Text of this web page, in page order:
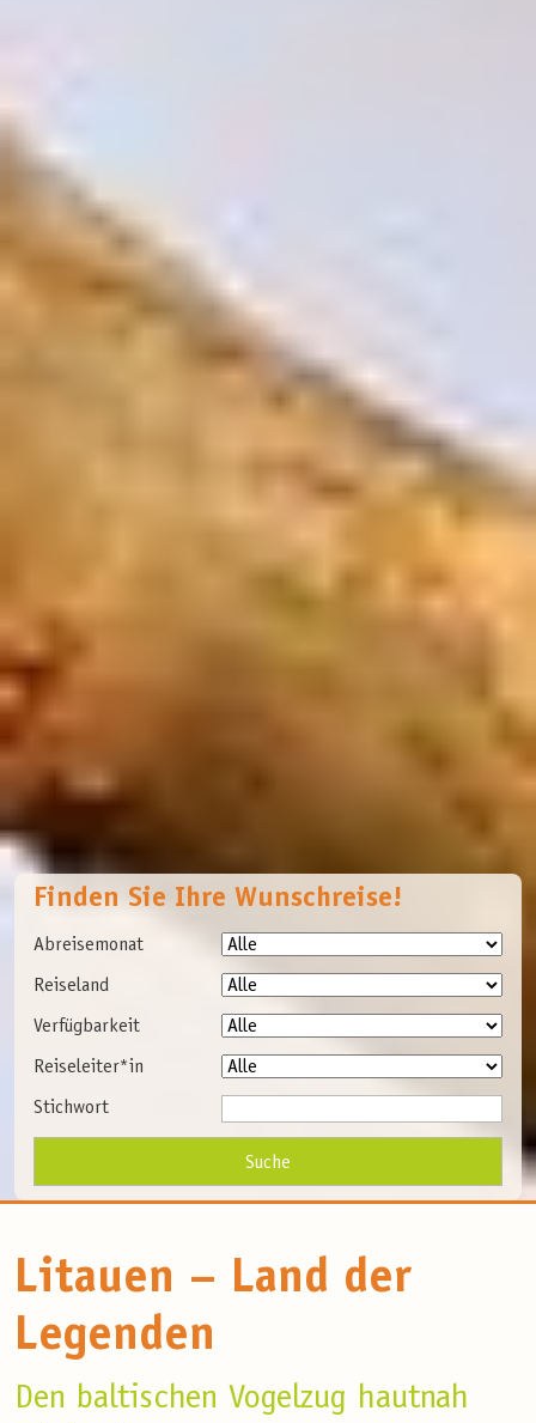
Finden Sie Ihre Wunschreise!
Abreisemonat
Reiseland
Verfügbarkeit
Reiseleiter*in
Stichwort
Litauen – Land der
Legenden
Den baltischen Vogelzug hautnah